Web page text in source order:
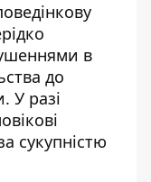
в
до
У разі
сукупністю